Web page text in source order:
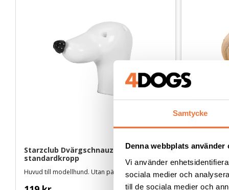
Samtycke
Denna webbplats använder
Vi använder
sociala medier och
till de sociala medier och
Starzclub Dvärgschnauzer - Huvud för
standardkropp
Huvud till modellhund. Utan päls
Starzclub
aprikos
För